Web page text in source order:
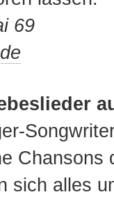
69
Chansons
sich alles